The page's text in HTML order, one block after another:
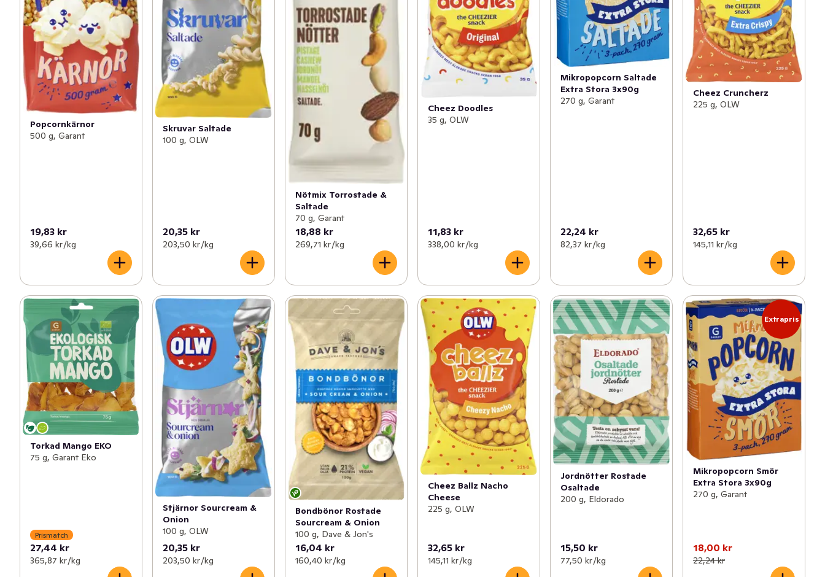
Popcornkärnor
500 g, Garant
19,83 kr
39,66 kr /kg
Skruvar Saltade
100 g, OLW
20,35 kr
203,50 kr /kg
Nötmix Torrostade &
Saltade
70 g, Garant
18,88 kr
269,71 kr /kg
Cheez Doodles
35 g, OLW
11,83 kr
338,00 kr /kg
Mikropopcorn Saltade
Extra Stora 3x90g
270 g, Garant
22,24 kr
82,37 kr /kg
Cheez Cruncherz
225 g, OLW
32,65 kr
145,11 kr /kg
Torkad Mango EKO
75 g, Garant Eko
Prismatch
27,44 kr
365,87 kr /kg
Stjärnor Sourcream &
Onion
100 g, OLW
20,35 kr
203,50 kr /kg
Bondbönor Rostade
Sourcream & Onion
100 g, Dave & Jon's
16,04 kr
160,40 kr /kg
Cheez Ballz Nacho
Cheese
225 g, OLW
32,65 kr
145,11 kr /kg
Jordnötter Rostade
Osaltade
200 g, Eldorado
15,50 kr
77,50 kr /kg
Extrapris
Mikropopcorn Smör
Extra Stora 3x90g
270 g, Garant
18,00 kr
22,24 kr